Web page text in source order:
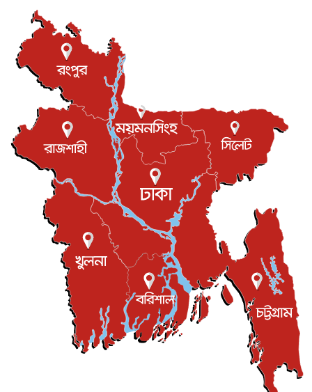
যুক্তরাজ্যে গ্রুমিং কেলেঙ্কারি : পাকিস্তানির অপরাধে অস্বস্তি...
আন্তর্জাতিক
বিরোধ কাটিয়ে কূটনৈতিক সম্পর্ক পুনঃস্থাপন করছে মেক্সিকো ও
আন্তর্জাতিক
এবার ওটিটিতে মুক্তি পেল ‘মালিক’
বিনোদন ৮ আগস্ট, ২০২৬
রিয়ালকে ‘না’ বলা রদ্রির জন্য বার্সার কাছে কত চাইল ম্যানসিটি
খেলাধুলা
শিল্পকলায় চলচ্চিত্র উৎসব, বিনা মূল্যে দেখা যাবে ৬ সিনেমা
বিনোদন ৮ আগস্ট, ২০২৬
ইস্ট লন্ডন মসজিদের জুমার খুতবা : “কুরআন হোক জীবন দেখার
লেন্স...
ইসলাম ও জীবন ৭ আগস্ট, ২০২৬
সিলেটের কন্যা মোহিনী রশিদ এনওয়াইপিডির উচ্চপদস্থ কর্মকর্তা
দেশজুড়ে ৬ আগস্ট, ২০২৬
আজ থেকে সবার জন্য উন্মুক্ত জুলাই স্মৃতি জাদুঘর
৬ আগস্ট, ২০২৬